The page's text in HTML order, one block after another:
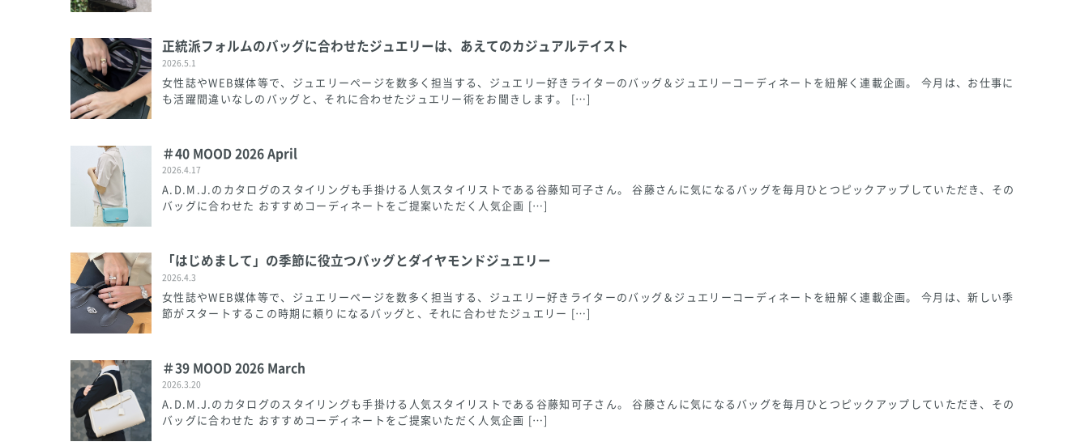
正統派フォルムのバッグに合わせたジュエリーは、あえてのカジュアルテイスト
2026.5.1
女性誌やWEB媒体等で、ジュエリーページを数多く担当する、ジュエリー好きライターのバッグ＆ジュエリーコーディネートを紐解く連載企画。 今月は、お仕事に
も活躍間違いなしのバッグと、それに合わせたジュエリー術をお聞きします。 […]
＃40 MOOD 2026 April
2026.4.17
A.D.M.J.のカタログのスタイリングも手掛ける人気スタイリストである谷藤知可子さん。 谷藤さんに気になるバッグを毎月ひとつピックアップしていただき、その
バッグに合わせた おすすめコーディネートをご提案いただく人気企画 […]
「はじめまして」の季節に役立つバッグとダイヤモンドジュエリー
2026.4.3
女性誌やWEB媒体等で、ジュエリーページを数多く担当する、ジュエリー好きライターのバッグ＆ジュエリーコーディネートを紐解く連載企画。 今月は、新しい季
節がスタートするこの時期に頼りになるバッグと、それに合わせたジュエリー […]
＃39 MOOD 2026 March
2026.3.20
A.D.M.J.のカタログのスタイリングも手掛ける人気スタイリストである谷藤知可子さん。 谷藤さんに気になるバッグを毎月ひとつピックアップしていただき、その
バッグに合わせた おすすめコーディネートをご提案いただく人気企画 […]